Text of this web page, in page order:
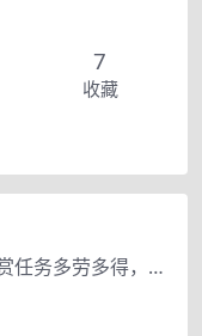
7
收藏
赏帮赚悬赏奖励到账200元，悬赏任务多劳多得，人人可做。